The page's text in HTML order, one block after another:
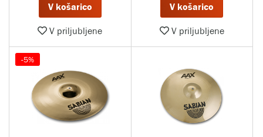
V košarico
V priljubljene
V košarico
V priljubljene
-5%